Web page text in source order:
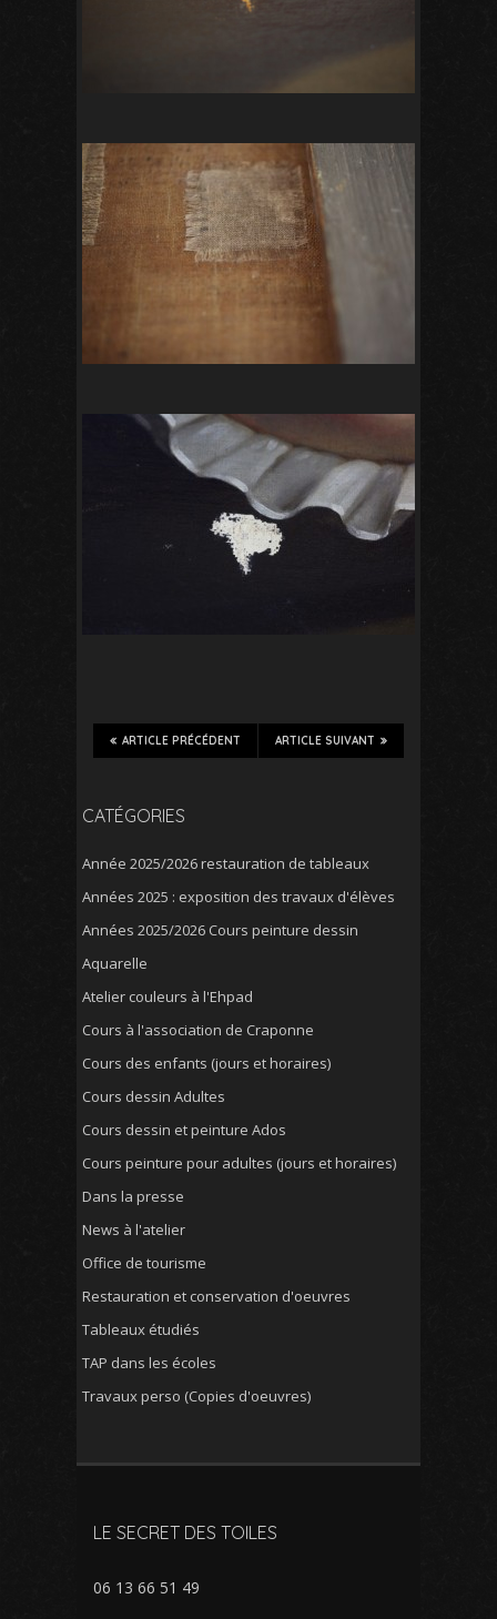
ARTICLE SUIVANT
ARTICLE PRÉCÉDENT
CATÉGORIES
Année 2025/2026 restauration de tableaux
Années 2025 : exposition des travaux d'élèves
Années 2025/2026 Cours peinture dessin
Aquarelle
Atelier couleurs à l'Ehpad
Cours à l'association de Craponne
Cours des enfants (jours et horaires)
Cours dessin Adultes
Cours dessin et peinture Ados
Cours peinture pour adultes (jours et horaires)
Dans la presse
News à l'atelier
Office de tourisme
Restauration et conservation d'oeuvres
Tableaux étudiés
TAP dans les écoles
Travaux perso (Copies d'oeuvres)
LE SECRET DES TOILES
06 13 66 51 49